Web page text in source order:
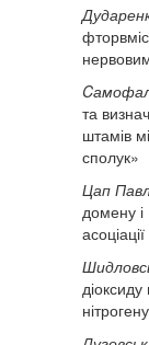
та
штамів
сполук»
Цап
домену і